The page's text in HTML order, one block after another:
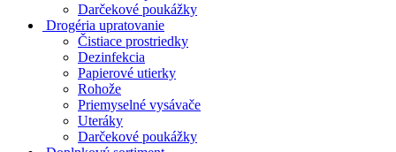
Darčekové poukážky
Drogéria upratovanie
Čistiace prostriedky
Dezinfekcia
Papierové utierky
Rohože
Priemyselné vysávače
Uteráky
Darčekové poukážky